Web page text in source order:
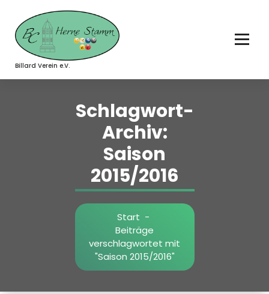
Inhalt
springen
Billard Verein e.V.
Schlagwort-
Archiv:
Saison
2015/2016
Start -
Beiträge
verschlagwortet mit
"Saison 2015/2016"